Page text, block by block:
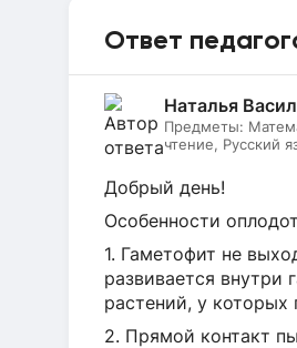
Ответ
Наталья
Предметы:
чтение, Русский
Добрый день!
Особенности
1. Гаметофит не
развивается внутри
растений, у
2. Прямой контакт